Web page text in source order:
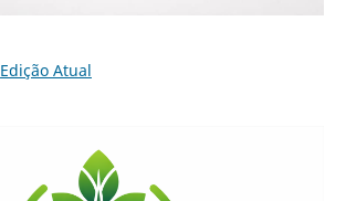
Edição Atual